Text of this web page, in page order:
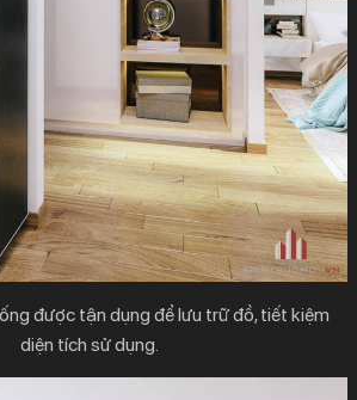
được tận dụng để lưu trữ đồ, tiết kiệm
diện tích sử dụng.